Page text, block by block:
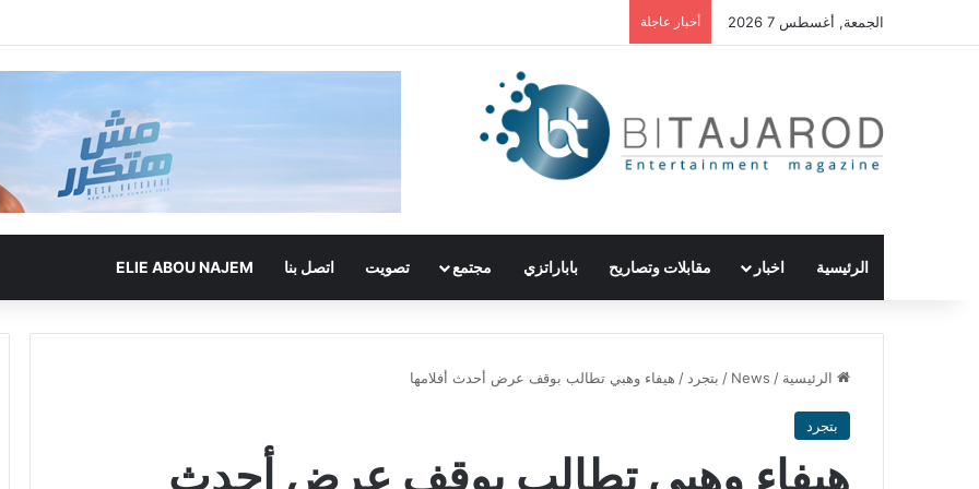
الجمعة, أغسطس 7 2026 أخبار عاجلة
الرئيسية اخبار مقابلات وتصاريح باباراتزي مجتمع تصويت اتصل بنا ELIE ABOU NAJEM
الرئيسية /
News
/ بتجرد / هيفاء وهبي تطالب بوقف عرض أحدث أفلامها
بتجرد
هيفاء وهبي تطالب بوقف عرض أحدث